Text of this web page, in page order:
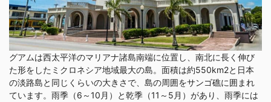
グアムは西太平洋のマリアナ諸島南端に位置し、南北に長く伸び
た形をしたミクロネシア地域最大の島。面積は約550km2と日本
の淡路島と同じくらいの大きさで、島の周囲をサンゴ礁に囲まれ
ています。雨季（6～10月）と乾季（11～5月）があり、雨季には